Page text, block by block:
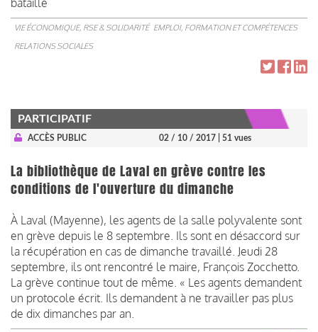
VIE ÉCONOMIQUE, RSE & SOLIDARITÉ EMPLOI, FORMATION ET COMPÉTENCES
RELATIONS SOCIALES
PARTICIPATIF
ACCÈS PUBLIC 02 / 10 / 2017 | 51 vues
La bibliothèque de Laval en grève contre les
conditions de l'ouverture du dimanche
À Laval (Mayenne), les agents de la salle polyvalente sont
en grève depuis le 8 septembre. Ils sont en désaccord sur
la récupération en cas de dimanche travaillé. Jeudi 28
septembre, ils ont rencontré le maire, François Zocchetto.
La grève continue tout de même. « Les agents demandent
un protocole écrit. Ils demandent à ne travailler pas plus
de dix dimanches par an.